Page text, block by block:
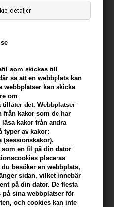
detaljer
som skickas till
så att en webbplats kan
webbplatser kan skicka
om
det. Webbplatser
från kakor som de har
läsa kakor från andra
typer av kakor:
(sessionskakor).
som en fil på din dator
placeras
besöker en webbplats,
sidan, vilket innebär
på din dator. De flesta
på sina webbplatser för
och cookies kan inte
Large - Bloom
Brand: